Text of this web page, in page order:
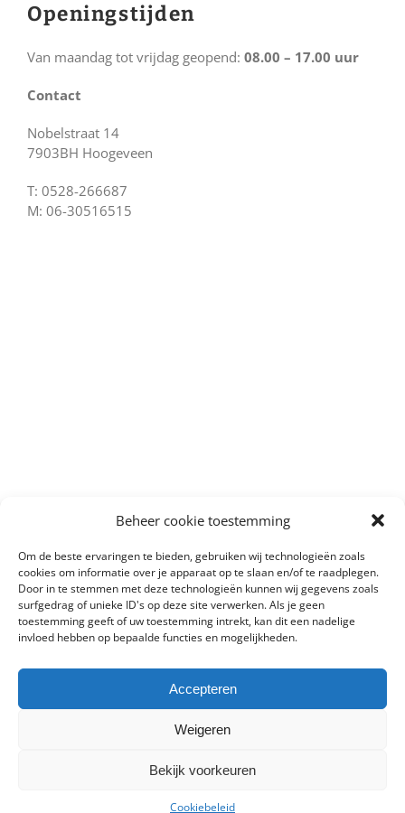
Beheer cookie toestemming
Om de beste ervaringen te bieden, gebruiken wij technologieën zoals
cookies om informatie over je apparaat op te slaan en/of te raadplegen.
Door in te stemmen met deze technologieën kunnen wij gegevens zoals
surfgedrag of unieke ID's op deze site verwerken. Als je geen
toestemming geeft of uw toestemming intrekt, kan dit een nadelige
invloed hebben op bepaalde functies en mogelijkheden.
Accepteren
Weigeren
Bekijk voorkeuren
Cookiebeleid
Openingstijden
Van maandag tot vrijdag geopend: 08.00 – 17.00 uur
Contact
Nobelstraat 14
7903BH Hoogeveen
T: 0528-266687
M: 06-30516515
Copyright 2012 - 2023 Harry's autototaalservice | All Rights Reserved
Privacybeleid|Cookies